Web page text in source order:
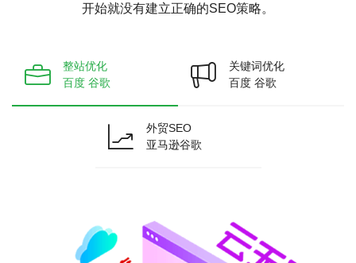
开始就没有建立正确的SEO策略。
整站优化
百度 谷歌
关键词优化
百度 谷歌
外贸SEO
亚马逊谷歌